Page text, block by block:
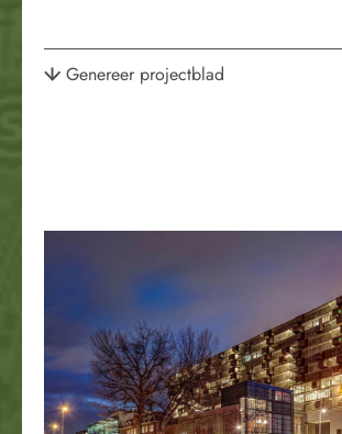
Genereer projectblad